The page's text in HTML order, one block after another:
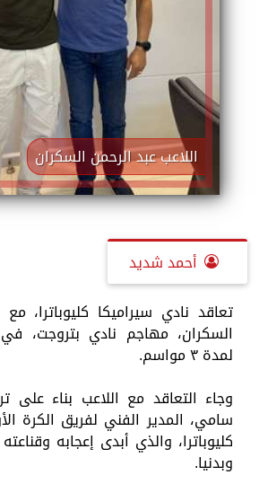
اللاعب عبد الرحمن السكران
أحمد شديد
تعاقد نادي سيراميكا كليوباترا،
السكران، مهاجم نادي بتروجت،
لمدة ٣ مواسم.
وجاء التعاقد مع اللاعب بناء على
سامي، المدير الفني لفريق الكرة
كليوباترا، والذي أبدى إعجابه
وبدنيا.